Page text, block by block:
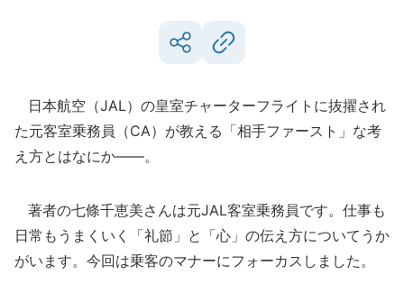
日本航空（JAL）の皇室チャーターフライトに抜擢され
た元客室乗務員（CA）が教える「相手ファースト」な考
え方とはなにか――。
著者の七條千恵美さんは元JAL客室乗務員です。仕事も
日常もうまくいく「礼節」と「心」の伝え方についてうか
がいます。今回は乗客のマナーにフォーカスしました。